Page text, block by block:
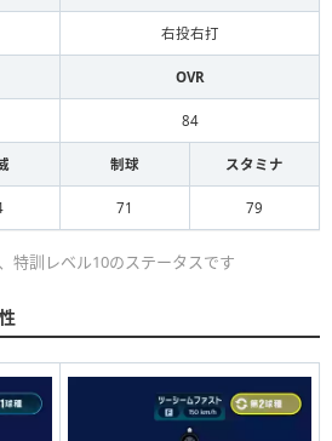
右投右打
OVR
84
制球 スタミナ
71 79
特訓レベル10のステータスです